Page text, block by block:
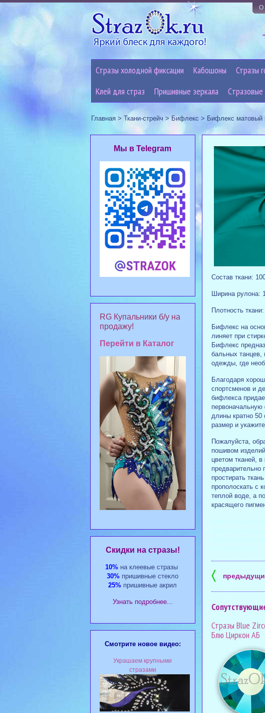
О
Стразы холодной фиксации Кабошоны Стразы
Клей для страз
Пришивные зеркала Cтразовые
Главная > Ткани-стрейч >Бифлекс > Бифлекс матовый
Состав ткани:
Ширина рулона:
Плотность
Бифлекс на
линяет при
Бифлекс
бальных танцев,
одежды, где
Благодаря
спортсменов и
бифлекса
длины кратно
размер и
Пожалуйста,
пошивом
цветом тканей,
предварительно
простирать
прополоскать с
теплой воде, а
красящего
〈
Стразы Blue
Блю Циркон АБ
Мы в Telegram
RG Купальники б/у на
продажу!
Перейти в Каталог
Cкидки на стразы!
10% на клеевые стразы
30% пришивные стекло
25% пришивные акрил
Узнать подробнее...
Смотрите новое видео:
Украшаем крупными
стразами